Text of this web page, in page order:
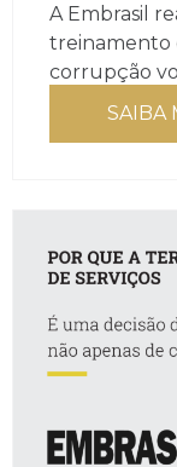
A Embrasil
treinamento
corrupção
SAIBA